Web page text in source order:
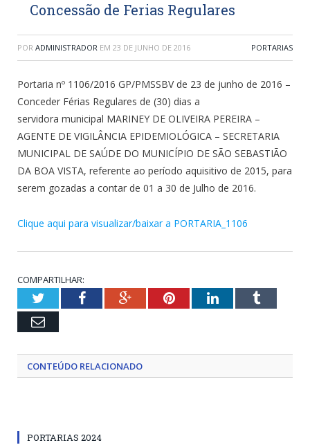
Concessão de Ferias Regulares
POR ADMINISTRADOR EM 23 DE JUNHO DE 2016 PORTARIAS
Portaria nº 1106/2016 GP/PMSSBV de 23 de junho de 2016 –
Conceder Férias Regulares de (30) dias a
servidora municipal MARINEY DE OLIVEIRA PEREIRA –
AGENTE DE VIGILÂNCIA EPIDEMIOLÓGICA – SECRETARIA
MUNICIPAL DE SAÚDE DO MUNICÍPIO DE SÃO SEBASTIÃO
DA BOA VISTA, referente ao período aquisitivo de 2015, para
serem gozadas a contar de 01 a 30 de Julho de 2016.
Clique aqui para visualizar/baixar a PORTARIA_1106
COMPARTILHAR:
TwitterFacebookGoogle+PinterestLinkedInTumblr
Email
CONTEÚDO RELACIONADO
PORTARIAS 2024